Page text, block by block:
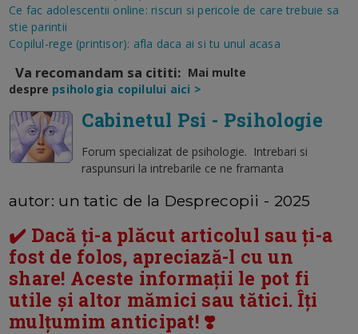
Ce fac adolescentii online: riscuri si pericole de care trebuie sa
stie parintii
Copilul-rege (printisor): afla daca ai si tu unul acasa
Va recomandam sa cititi: Mai multe
despre psihologia copilului aici >
Cabinetul Psi - Psihologie
Forum specializat de psihologie. Intrebari si
raspunsuri la intrebarile ce ne framanta
autor: un tatic de la Desprecopii - 2025
✔️ Dacă ți-a plăcut articolul sau ți-a
fost de folos, apreciază-l cu un
share! Aceste informații le pot fi
utile și altor mămici sau tătici. Îți
mulțumim anticipat! ❣️